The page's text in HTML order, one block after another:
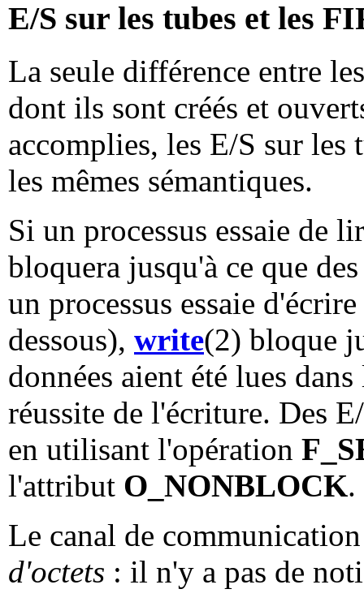
E/S sur les tubes et les
La seule différence entre
dont ils sont créés et
accomplies, les E/S sur
les mêmes sémantiques.
Si un processus essaie de
bloquera jusqu'à ce que
un processus essaie
dessous), write(2) bloque
données aient été lues
réussite de l'écriture. Des
en utilisant l'opération
l'attribut O_NONBLOCK.
Le canal de
d'octets : il n'y a pas de